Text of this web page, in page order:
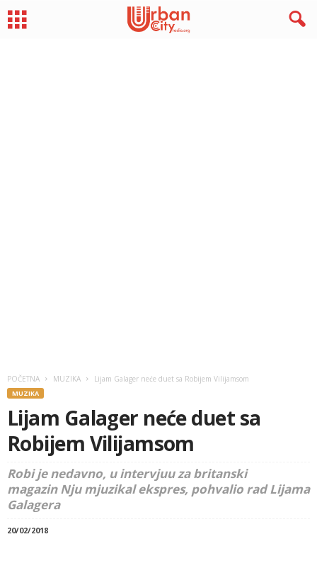
POČETNA MUZIKA Lijam Galager neće duet sa Robijem Vilijamsom
MUZIKA
Lijam Galager neće duet sa
Robijem Vilijamsom
Robi je nedavno, u intervjuu za britanski
magazin Nju mjuzikal ekspres, pohvalio rad Lijama
Galagera
20/02/2018